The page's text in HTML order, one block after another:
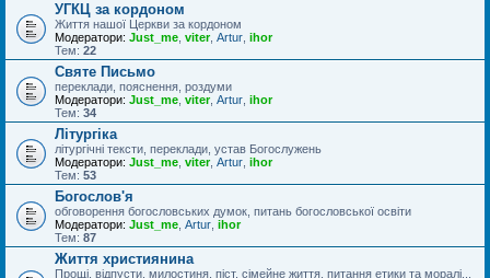
УГКЦ за кордоном
Життя нашої Церкви за кордоном
Модератори: Just_me viter, Artur ihor
Тем: 22
Святе Письмо
переклади, пояснення, роздуми
Модератори: Just_me viter, Artur ihor
Тем: 34
Літургіка
літургічні тексти, переклади, устав Богослужень
Модератори: Just_me viter, Artur ihor
Тем: 53
Богослов'я
обговорення богословських думок, питань богословської освіти
Модератори: Just_me Artur ihor
Тем: 87
Життя християнина
Прощі, відпусти, милостиня, піст, сімейне життя, питання етики та моралі...